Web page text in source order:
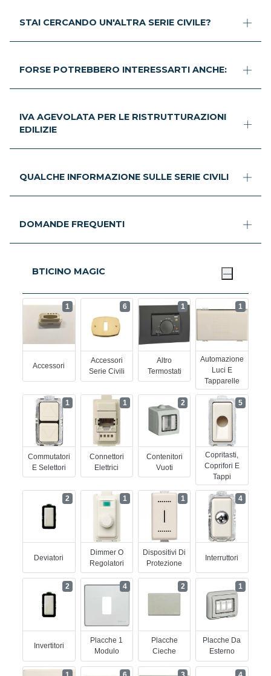
STAI CERCANDO UN'ALTRA SERIE CIVILE?
FORSE POTREBBERO INTERESSARTI ANCHE:
IVA AGEVOLATA PER LE RISTRUTTURAZIONI
EDILIZIE
QUALCHE INFORMAZIONE SULLE SERIE CIVILI
DOMANDE FREQUENTI
BTICINO MAGIC
Accessori
1
Accessori
Serie Civili
6
Altro
Termostati
1
Automazione
Luci E
Tapparelle
1
Commutatori
E Selettori
1
Connettori
Elettrici
1
Contenitori
Vuoti
2
Copritasti,
Coprifori E
Tappi
5
Deviatori
2
Dimmer O
Regolatori
1
Dispositivi Di
Protezione
1
Interruttori
4
Invertitori
2
Placche 1
Modulo
4
Placche
Cieche
2
Placche Da
Esterno
1